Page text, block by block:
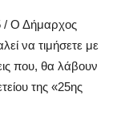
/ Ο Δήμαρχος
να τιμήσετε με
που, θα λάβουν
της «25ης